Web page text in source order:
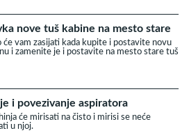
nove tuš kabine na mesto stare
će vam zasijati kada kupite i postavite novu
i zamenite je i postavite na mesto stare tuš
i povezivanje aspiratora
će mirisati na čisto i mirisi se neće
u njoj.